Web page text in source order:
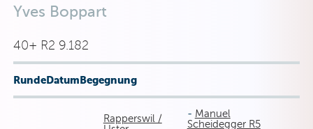
Yves Boppart
40+ R2 9.182
RundeDatumBegegnung
Rapperswil /
- Manuel
Scheidegger R5